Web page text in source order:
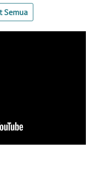
Semua